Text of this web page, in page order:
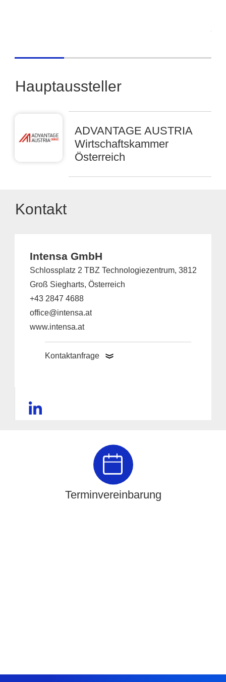
Hauptaussteller
ADVANTAGE AUSTRIA
Wirtschaftskammer
Österreich
Kontakt
Intensa GmbH
Schlossplatz 2 TBZ Technologiezentrum, 3812
Groß Siegharts, Österreich
+43 2847 4688
office@intensa.at
www.intensa.at
Kontaktanfrage
Terminvereinbarung